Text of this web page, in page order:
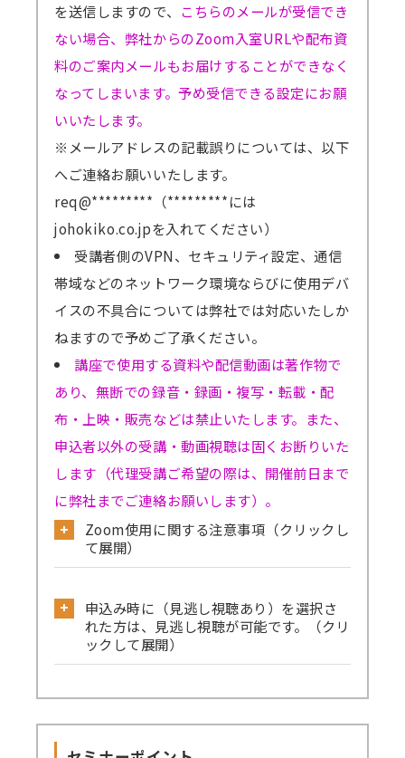
を送信しますので、 こちらのメールが受信でき
ない場合、弊社からのZoom入室URLや配布資
料のご案内メールもお届けすることができなく
なってしまいます。予め受信できる設定にお願
いいたします。
※メールアドレスの記載誤りについては、以下
へご連絡お願いいたします。
req@*********（*********には
johokiko.co.jpを入れてください）
受講者側のVPN、セキュリティ設定、通信
帯域などのネットワーク環境ならびに使用デバ
イスの不具合については弊社では対応いたしか
ねますので予めご了承ください。
講座で使用する資料や配信動画は著作物で
あり、無断での録音・録画・複写・転載・配
布・上映・販売などは禁止いたします。また、
申込者以外の受講・動画視聴は固くお断りいた
します（代理受講ご希望の際は、開催前日まで
に弊社までご連絡お願いします）。
Zoom使用に関する注意事項（クリックし
て展開）
ングをお試しください。
確認はこちら
→Skype／Teams／LINEなど別のミーティン
象が起きる可能性がございます。お手数です
申込み時に（見逃し視聴あり）を選択さ
れた方は、見逃し視聴が可能です。（クリ
ックして展開）
ミナーの録画動画を一定期間視聴可能です。